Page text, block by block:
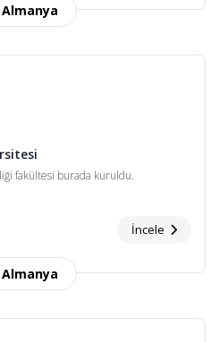
Almanya
fakültesi burada kuruldu.
İncele
Almanya